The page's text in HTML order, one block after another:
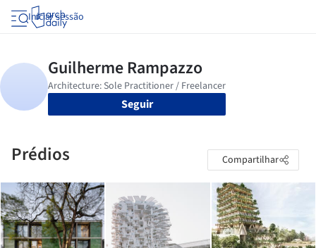
Iniciar sessão
Seguir
Prédios Compartilhar